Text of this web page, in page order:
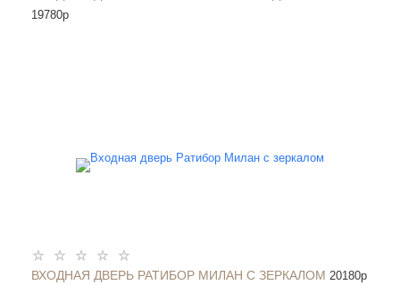
19780p
ВХОДНАЯ ДВЕРЬ РАТИБОР МИЛАН С ЗЕРКАЛОМ 20180p